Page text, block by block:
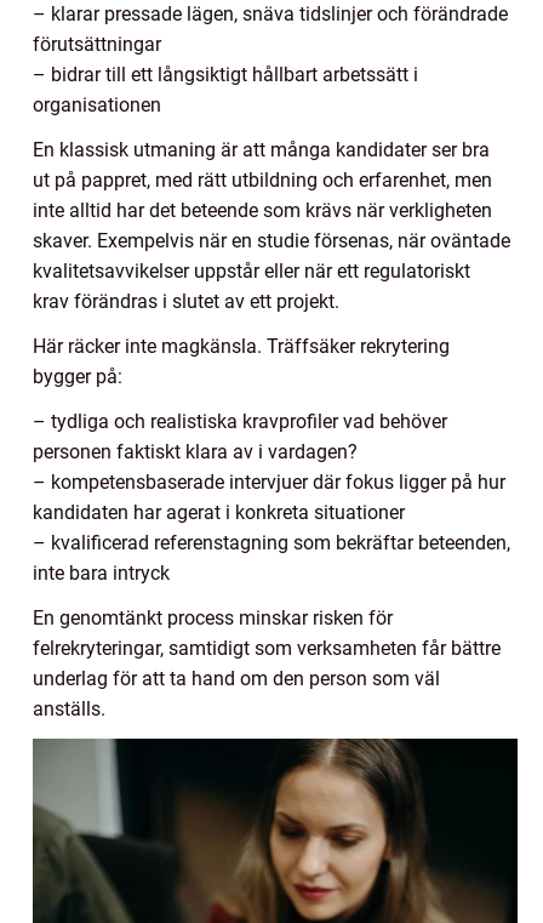
– klarar pressade lägen, snäva tidslinjer och förändrade
förutsättningar
– bidrar till ett långsiktigt hållbart arbetssätt i
organisationen
En klassisk utmaning är att många kandidater ser bra
ut på pappret, med rätt utbildning och erfarenhet, men
inte alltid har det beteende som krävs när verkligheten
skaver. Exempelvis när en studie försenas, när oväntade
kvalitetsavvikelser uppstår eller när ett regulatoriskt
krav förändras i slutet av ett projekt.
Här räcker inte magkänsla. Träffsäker rekrytering
bygger på:
– tydliga och realistiska kravprofiler vad behöver
personen faktiskt klara av i vardagen?
– kompetensbaserade intervjuer där fokus ligger på hur
kandidaten har agerat i konkreta situationer
– kvalificerad referenstagning som bekräftar beteenden,
inte bara intryck
En genomtänkt process minskar risken för
felrekryteringar, samtidigt som verksamheten får bättre
underlag för att ta hand om den person som väl
anställs.